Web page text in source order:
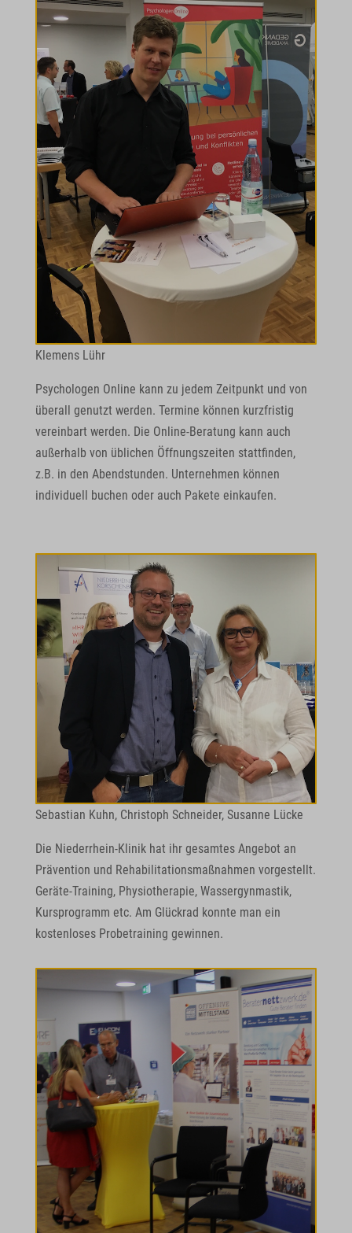
Klemens Lühr
Psychologen Online kann zu jedem Zeitpunkt und von
überall genutzt werden. Termine können kurzfristig
vereinbart werden. Die Online-Beratung kann auch
außerhalb von üblichen Öffnungszeiten stattfinden,
z.B. in den Abendstunden. Unternehmen können
individuell buchen oder auch Pakete einkaufen.
Sebastian Kuhn, Christoph Schneider, Susanne Lücke
Die Niederrhein-Klinik hat ihr gesamtes Angebot an
Prävention und Rehabilitationsmaßnahmen vorgestellt.
Geräte-Training, Physiotherapie, Wassergynmastik,
Kursprogramm etc. Am Glückrad konnte man ein
kostenloses Probetraining gewinnen.